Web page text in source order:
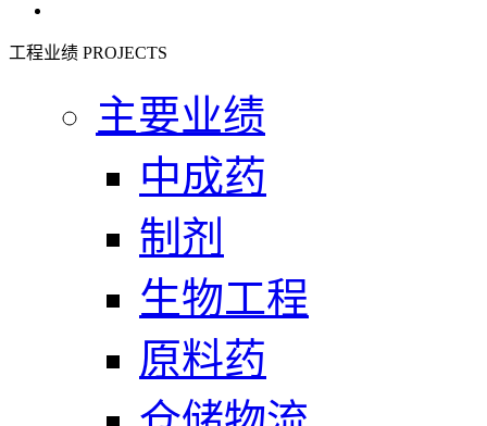
工程业绩 PROJECTS
主要业绩
中成药
制剂
生物工程
原料药